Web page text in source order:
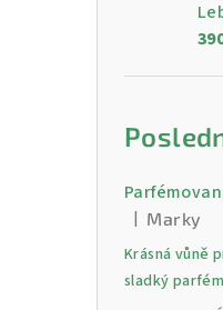
Hodnocení
Marky
Krásná vůně
sladký